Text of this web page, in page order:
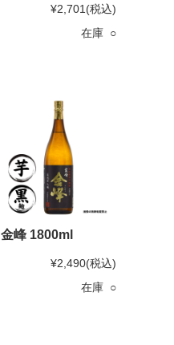
¥2,701 (税込)
在庫 ○
金峰 1800ml
¥2,490(税込)
在庫 ○